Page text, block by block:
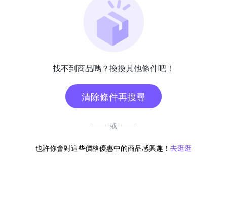
找不到商品嗎？換換其他條件吧！
清除條件再搜尋
或
也許你會對這些價格優惠中的商品感興趣！ 去逛逛